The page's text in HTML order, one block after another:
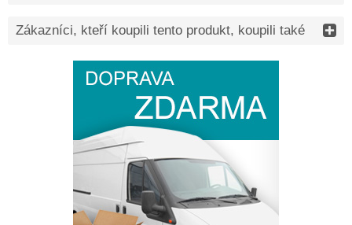
Zákazníci, kteří koupili tento produkt, koupili také